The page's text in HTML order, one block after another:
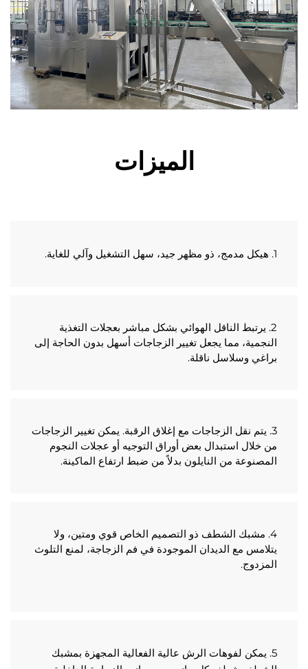
الميزات
2. يرتبط الناقل الهوائي بشكل مباشر بعجلات التغذية
النجمية، مما يجعل تغيير الزجاجات أسهل بدون الحاجة إلى
وسلاسل ناقلة.
3. يتم نقل الزجاجات مع إغلاق الرقبة. يمكن تغيير الزجاجات
من خلال استبدال بعض أوراق التوجيه أو عجلات النجوم
من النايلون بدلاً من ضبط ارتفاع الماكينة.
4. مشبك الشطف ذو التصميم الخاص قوي ومتين، ولا
يتلامس مع الديدان الموجودة في فم الزجاجة، لمنع التلوث